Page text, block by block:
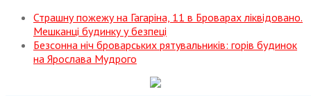
Страшну пожежу на Гагаріна, 11 в Броварах ліквідовано.
Мешканці будинку у безпеці
Безсонна ніч броварських рятувальників: горів будинок
на Ярослава Мудрого